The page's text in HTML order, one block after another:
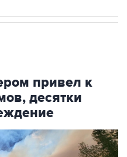
привел к
десятки